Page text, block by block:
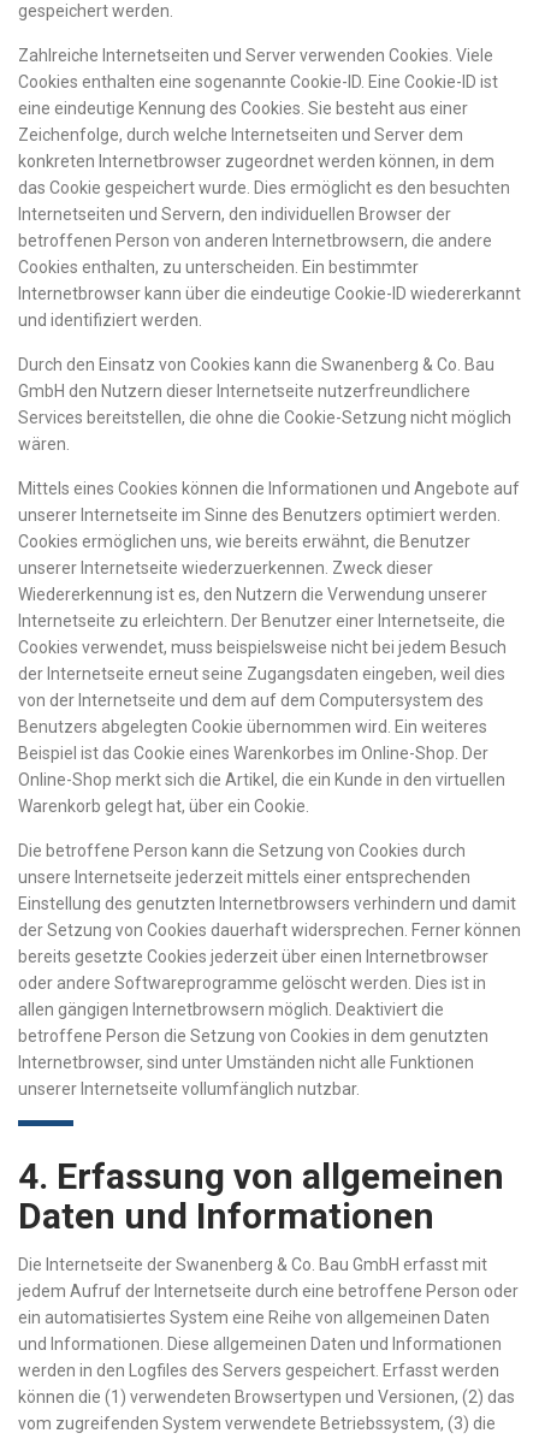
gespeichert werden.
Zahlreiche Internetseiten und Server verwenden Cookies. Viele
Cookies enthalten eine sogenannte Cookie-ID. Eine Cookie-ID ist
eine eindeutige Kennung des Cookies. Sie besteht aus einer
Zeichenfolge, durch welche Internetseiten und Server dem
konkreten Internetbrowser zugeordnet werden können, in dem
das Cookie gespeichert wurde. Dies ermöglicht es den besuchten
Internetseiten und Servern, den individuellen Browser der
betroffenen Person von anderen Internetbrowsern, die andere
Cookies enthalten, zu unterscheiden. Ein bestimmter
Internetbrowser kann über die eindeutige Cookie-ID wiedererkannt
und identifiziert werden.
Durch den Einsatz von Cookies kann die Swanenberg & Co. Bau
GmbH den Nutzern dieser Internetseite nutzerfreundlichere
Services bereitstellen, die ohne die Cookie-Setzung nicht möglich
wären.
Mittels eines Cookies können die Informationen und Angebote auf
unserer Internetseite im Sinne des Benutzers optimiert werden.
Cookies ermöglichen uns, wie bereits erwähnt, die Benutzer
unserer Internetseite wiederzuerkennen. Zweck dieser
Wiedererkennung ist es, den Nutzern die Verwendung unserer
Internetseite zu erleichtern. Der Benutzer einer Internetseite, die
Cookies verwendet, muss beispielsweise nicht bei jedem Besuch
der Internetseite erneut seine Zugangsdaten eingeben, weil dies
von der Internetseite und dem auf dem Computersystem des
Benutzers abgelegten Cookie übernommen wird. Ein weiteres
Beispiel ist das Cookie eines Warenkorbes im Online-Shop. Der
Online-Shop merkt sich die Artikel, die ein Kunde in den virtuellen
Warenkorb gelegt hat, über ein Cookie.
Die betroffene Person kann die Setzung von Cookies durch
unsere Internetseite jederzeit mittels einer entsprechenden
Einstellung des genutzten Internetbrowsers verhindern und damit
der Setzung von Cookies dauerhaft widersprechen. Ferner können
bereits gesetzte Cookies jederzeit über einen Internetbrowser
oder andere Softwareprogramme gelöscht werden. Dies ist in
allen gängigen Internetbrowsern möglich. Deaktiviert die
betroffene Person die Setzung von Cookies in dem genutzten
Internetbrowser, sind unter Umständen nicht alle Funktionen
unserer Internetseite vollumfänglich nutzbar.
4. Erfassung von allgemeinen
Daten und Informationen
Die Internetseite der Swanenberg & Co. Bau GmbH erfasst mit
jedem Aufruf der Internetseite durch eine betroffene Person oder
ein automatisiertes System eine Reihe von allgemeinen Daten
und Informationen. Diese allgemeinen Daten und Informationen
werden in den Logfiles des Servers gespeichert. Erfasst werden
können die (1) verwendeten Browsertypen und Versionen, (2) das
vom zugreifenden System verwendete Betriebssystem, (3) die